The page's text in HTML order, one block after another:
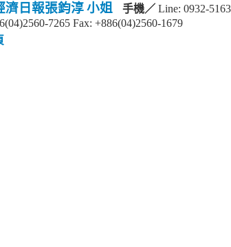
濟日報張鈞淳 小姐 手機／ Line: 0932-
7265 Fax: +886(04)2560-1679